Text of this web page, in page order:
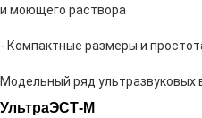
и моющего раствора
- Компактные размеры и
Модельный ряд ультразвуковых
УльтраЭСТ-М